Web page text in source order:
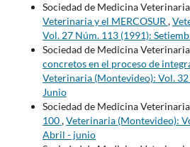
Sociedad de Medicina
Veterinaria y el MERCOSUR,
Vol. 27 Núm. 113 (1991):
Sociedad de Medicina
concretos en el proceso de
Veterinaria (Montevideo): Vol.
Junio
Sociedad de Medicina
100,Veterinaria (Montevideo):
Abril - junio